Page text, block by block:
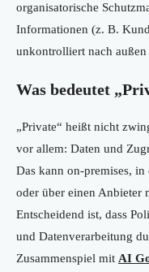
organisatorische
Informationen (z. B.
unkontrolliert nach außen
Was bedeutet
„Private“ heißt nicht
vor allem: Daten und
Das kann on-premises,
oder über einen Anbieter
Entscheidend ist, dass
und Datenverarbeitung
Zusammenspiel mit AI